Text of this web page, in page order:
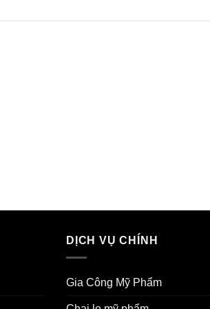
DỊCH VỤ CHÍNH
Gia Công Mỹ Phẩm